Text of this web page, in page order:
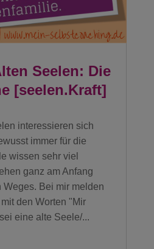
Seelen: Die
[seelen.Kraft]
interessieren sich
immer für die
wissen sehr viel
ganz am Anfang
Bei mir melden
den Worten "Mir
eine alte Seele/...